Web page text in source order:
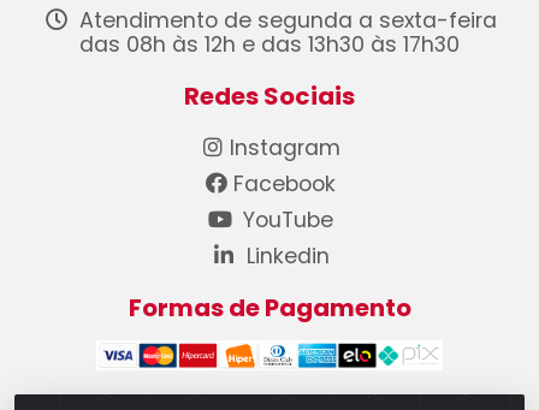
Atendimento de segunda a sexta-feira
das 08h às 12h e das 13h30 às 17h30
Redes Sociais
Instagram
Facebook
YouTube
Linkedin
Formas de Pagamento